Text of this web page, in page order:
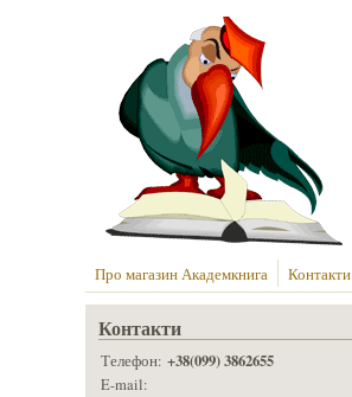
Про магазин Академкнига Контакти
Контакти
Телефон:+38(099) 3862655
E-mail: